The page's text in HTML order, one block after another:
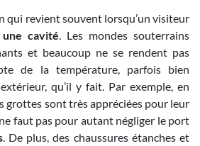
qui revient souvent lorsqu’un visiteur
cavité. Les mondes souterrains
et beaucoup ne se rendent pas
de la température, parfois bien
qu’il y fait. Par exemple, en
grottes sont très appréciées pour leur
faut pas pour autant négliger le port
. De plus, des chaussures étanches et